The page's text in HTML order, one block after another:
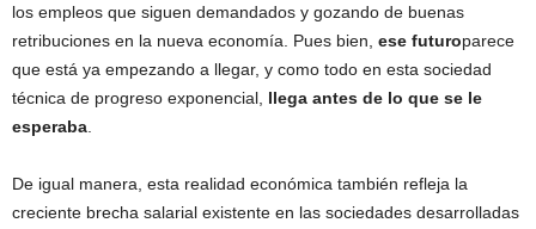
los empleos que siguen demandados y gozando de buenas
retribuciones en la nueva economía. Pues bien, ese futuroparece
que está ya empezando a llegar, y como todo en esta sociedad
técnica de progreso exponencial, llega antes de lo que se le
esperaba
De igual manera, esta realidad económica también refleja la
creciente brecha salarial existente en las sociedades desarrolladas